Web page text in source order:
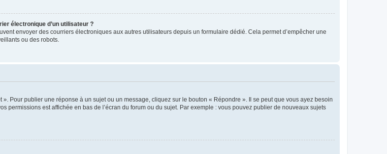
électronique d’un utilisateur ?
envoyer des courriers électroniques aux autres utilisateurs depuis un formulaire dédié. Cela permet d’empêcher une
ou des robots.
Pour publier une réponse à un sujet ou un message, cliquez sur le bouton « Répondre ». Il se peut que vous ayez besoin
permissions est affichée en bas de l’écran du forum ou du sujet. Par exemple : vous pouvez publier de nouveaux sujets